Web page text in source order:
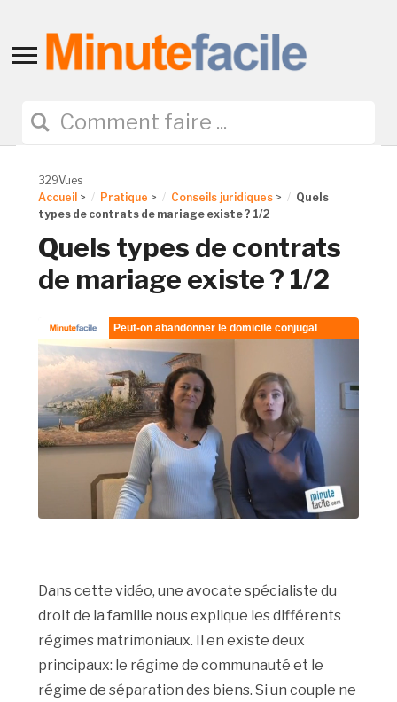
Toggle
navigation
329Vues
Accueil > Pratique > Conseils juridiques >
Quels
types de contrats de mariage existe ? 1/2
Quels types de contrats
de mariage existe ? 1/2
Dans cette vidéo, une avocate spécialiste du
droit de la famille nous explique les différents
régimes matrimoniaux. Il en existe deux
principaux: le régime de communauté et le
régime de séparation des biens. Si un couple ne